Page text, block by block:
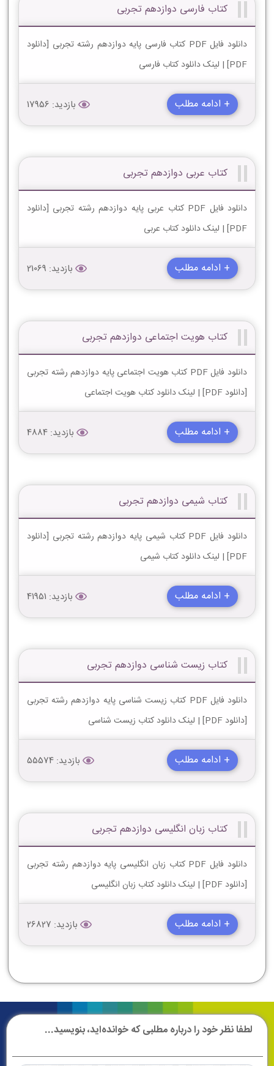
کتاب فارسی دوازدهم تجربی
دانلود فایل PDF کتاب فارسی پایه دوازدهم رشته تجربی [دانلود
PDF] | لینک دانلود کتاب فارسی
+ ادامه مطلب بازدید: 17956
کتاب عربی دوازدهم تجربی
دانلود فایل PDF کتاب عربی پایه دوازدهم رشته تجربی [دانلود
PDF] | لینک دانلود کتاب عربی
+ ادامه مطلب بازدید: 21069
کتاب هویت اجتماعی دوازدهم تجربی
دانلود فایل PDF کتاب هویت اجتماعی پایه دوازدهم رشته تجربی
[دانلود PDF] | لینک دانلود کتاب هویت اجتماعی
+ ادامه مطلب بازدید: 4884
کتاب شیمی دوازدهم تجربی
دانلود فایل PDF کتاب شیمی پایه دوازدهم رشته تجربی [دانلود
PDF] | لینک دانلود کتاب شیمی
+ ادامه مطلب بازدید: 41951
کتاب زیست شناسی دوازدهم تجربی
دانلود فایل PDF کتاب زیست شناسی پایه دوازدهم رشته تجربی
[دانلود PDF] | لینک دانلود کتاب زیست شناسی
+ ادامه مطلب بازدید: 55574
کتاب زبان انگلیسی دوازدهم تجربی
دانلود فایل PDF کتاب زبان انگلیسی پایه دوازدهم رشته تجربی
[دانلود PDF] | لینک دانلود کتاب زبان انگلیسی
+ ادامه مطلب بازدید: 26827
لطفا نظر خود را درباره مطلبی که خوانده‌اید، بنویسید...